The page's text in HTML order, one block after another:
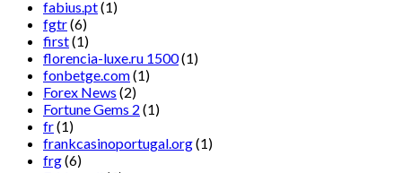
fabius.pt(1)
fgtr(6)
first(1)
florencia-luxe.ru 1500(1)
fonbetge.com(1)
Forex News (2)
Fortune Gems 2 (1)
fr(1)
frankcasinoportugal.org(1)
frg(6)